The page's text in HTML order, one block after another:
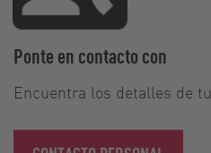
Ponte en contacto con
Encuentra los detalles de tu